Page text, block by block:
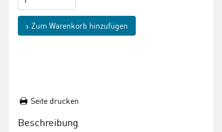
Zum Warenkorb hinzufügen
Seite drucken
Beschreibung